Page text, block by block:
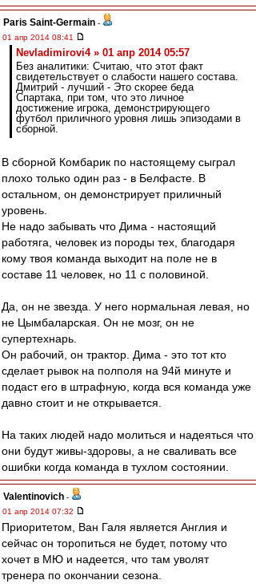
Paris Saint-Germain -
01 апр 2014 08:41
Nevladimirovi4 » 01 апр 2014 05:57
Без аналитики: Считаю, что этот факт
свидетельствует о слабости нашего состава.
Дмитрий - лучший - Это скорее беда
Спартака, при том, что это личное
достижение игрока, демонстрирующего
футбол приличного уровня лишь эпизодами в
сборной.
В сборной Комбарик по настоящему сыграл
плохо только один раз - в Белфасте. В
остальном, он демонстрирует приличный
уровень.
Не надо забывать что Дима - настоящий
работяга, человек из породы тех, благодаря
кому твоя команда выходит на поле не в
составе 11 человек, но 11 с половиной.
Да, он не звезда. У него нормальная левая, но
не Цымбаларская. Он не мозг, он не
супертехнарь.
Он рабочий, он трактор. Дима - это тот кто
сделает рывок на полполя на 94й минуте и
подаст его в штрафную, когда вся команда уже
давно стоит и не открывается.
На таких людей надо молиться и надеяться что
они будут живы-здоровы, а не сваливать все
ошибки когда команда в тухлом состоянии.
Valentinovich -
01 апр 2014 07:32
Приоритетом, Ван Галя является Англия и
сейчас он торопиться не будет, потому что
хочет в МЮ и надеется, что там уволят
тренера по окончании сезона.